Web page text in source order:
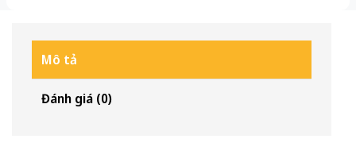
Mô tả
Đánh giá (0)